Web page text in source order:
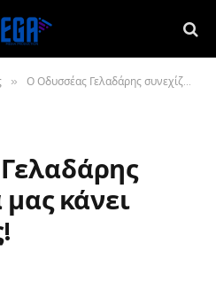
» Ο Οδυσσέας Γελαδάρης συνεχίζει να μας κάνει περήφανους!
μας κάνει